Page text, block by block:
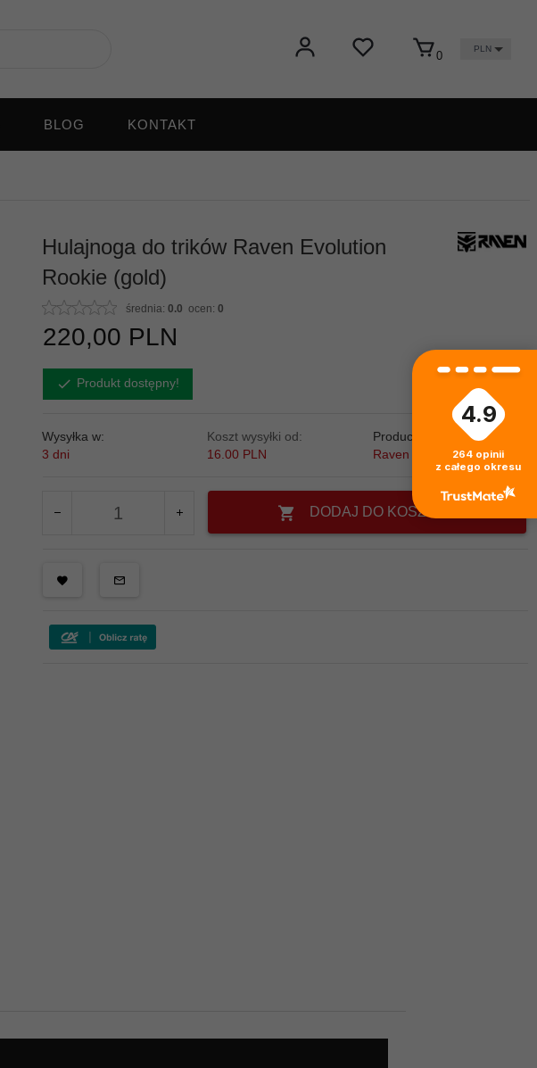
0 PLN
BLOG KONTAKT
Hulajnoga do trików Raven Evolution
Rookie (gold)
średnia: 0.0 ocen: 0
220,00 PLN
Produkt dostępny!
Wysyłka w:
3 dni
Koszt wysyłki od:
16.00 PLN
Producent:
Raven Skates
DODAJ DO KOSZYKA
4.9
264 opinii
z całego okresu